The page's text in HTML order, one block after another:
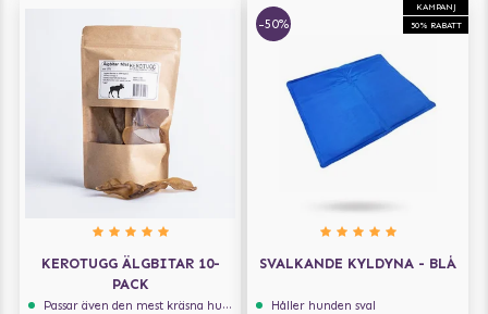
KEROTUGG ÄLGBITAR 10-
PACK
Passar även den mest kräsna hunden
KAMPANJ
50% RABATT
-50%
SVALKANDE KYLDYNA - BLÅ
Håller hunden sval